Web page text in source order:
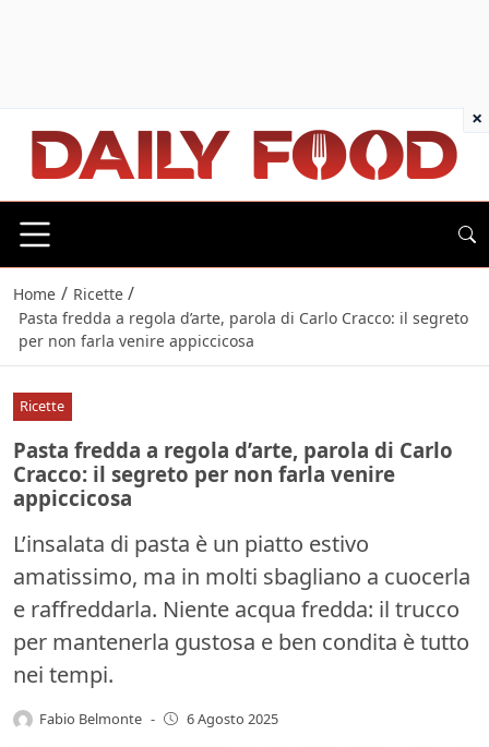
Home / Ricette /
Pasta fredda a regola d’arte, parola di Carlo Cracco: il segreto
per non farla venire appiccicosa
Ricette
Pasta fredda a regola d’arte, parola di Carlo
Cracco: il segreto per non farla venire
appiccicosa
L’insalata di pasta è un piatto estivo
amatissimo, ma in molti sbagliano a cuocerla
e raffreddarla. Niente acqua fredda: il trucco
per mantenerla gustosa e ben condita è tutto
nei tempi.
Fabio Belmonte - 6 Agosto 2025
×